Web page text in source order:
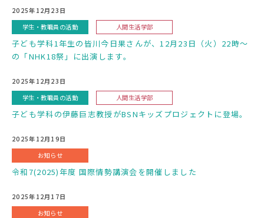
2025年12月23日
学生・教職員の活動
人間生活学部
子ども学科1年生の皆川今日果さんが、12月23日（火）22時〜
の「NHK18祭」に出演します。
2025年12月23日
学生・教職員の活動
人間生活学部
子ども学科の伊藤巨志教授がBSNキッズプロジェクトに登場。
2025年12月19日
お知らせ
令和7(2025)年度 国際情勢講演会を開催しました
2025年12月17日
お知らせ